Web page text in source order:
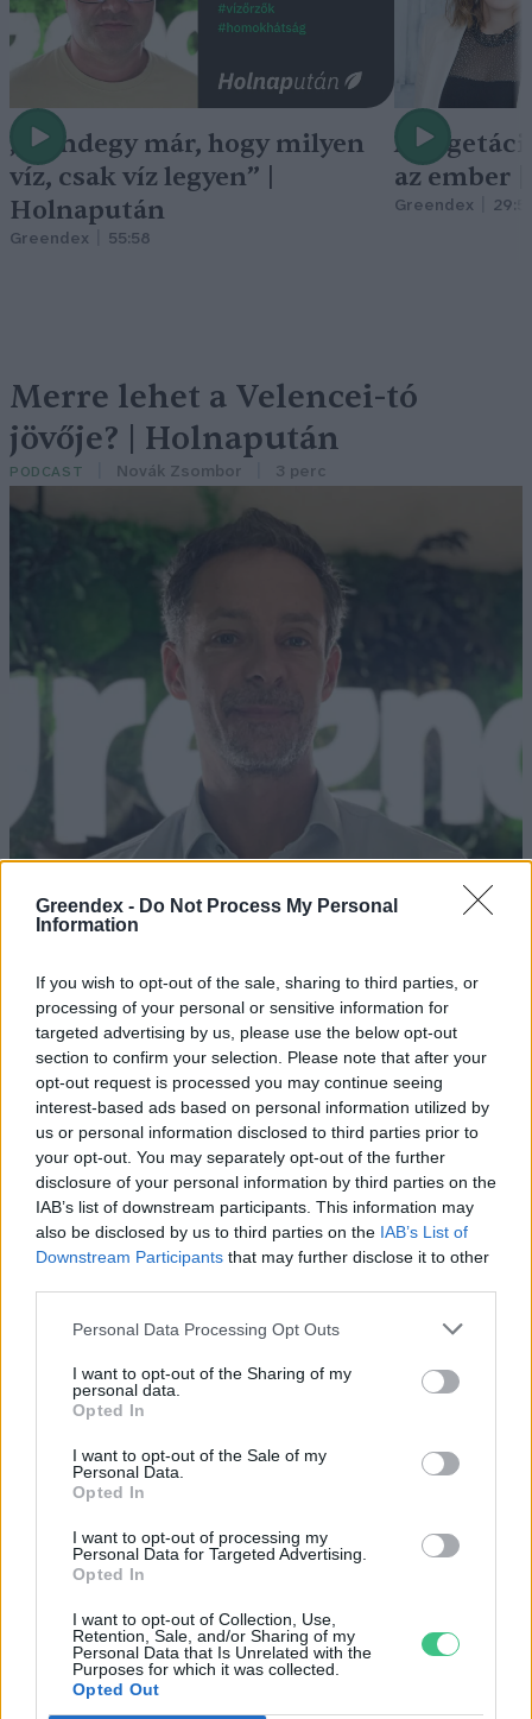
Greendex - Do Not Process My Personal
Information
If you wish to opt-out of the sale, sharing to third parties, or
processing of your personal or sensitive information for
targeted advertising by us, please use the below opt-out
section to confirm your selection. Please note that after your
opt-out request is processed you may continue seeing
interest-based ads based on personal information utilized by
us or personal information disclosed to third parties prior to
your opt-out. You may separately opt-out of the further
disclosure of your personal information by third parties on the
IAB’s list of downstream participants. This information may
also be disclosed by us to third parties on the IAB’s List of
Downstream Participants that may further disclose it to other
Personal Data Processing Opt Outs
I want to opt-out of the Sharing of my
personal data.
Opted In
I want to opt-out of the Sale of my
Personal Data.
Opted In
I want to opt-out of processing my
Personal Data for Targeted Advertising.
Opted In
I want to opt-out of Collection, Use,
Retention, Sale, and/or Sharing of my
Personal Data that Is Unrelated with the
Purposes for which it was collected.
Opted Out
„Mindegy már, hogy milyen
víz, csak víz legyen” |
Holnapután
Greendex 55:58
A
az ember
Greendex
Merre lehet a Velencei-tó
jövője? | Holnapután
PODCAST Novák Zsombor 3 perc
Rekord alacsony a Velencei-tó vízszintje. Alkalmazkodási válság
vagy ökológiai katasztrófa? Dr. Boromisza Zsomborral jártuk körbe
a tó múltját, jelenét, jövőjét.
Tombol a hőség és az aszály, mégis
nő a klímaszkepticizmus
ÉLŐ BOLYGÓNK
vírusokat is előállít
EGÉSZSÉGÜNK